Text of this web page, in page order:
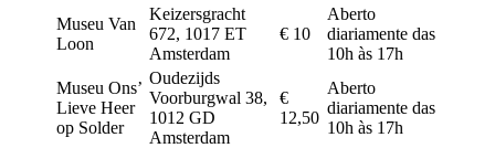
Museu Van
Loon
Keizersgracht
672, 1017 ET
Amsterdam
€ 10
Aberto
diariamente das
10h às 17h
Museu Ons’
Lieve Heer
op Solder
Oudezijds
Voorburgwal 38,
1012 GD
Amsterdam
€
12,50
Aberto
diariamente das
10h às 17h